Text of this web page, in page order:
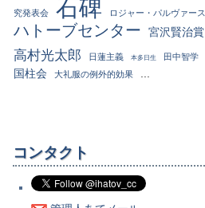
究発表会 石碑 ロジャー・パルヴァース
ハトーブセンター
宮沢賢治賞
高村光太郎 日蓮主義 本多日生 田中智学
国柱会 大礼服の例外的効果
コンタクト